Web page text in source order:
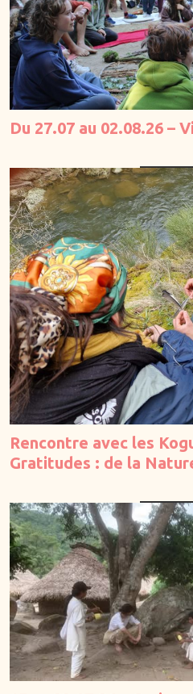
A →
—
—
Arts
Du 27.07 au 02.08.26 –
Rencontre avec les
Gratitudes : de la